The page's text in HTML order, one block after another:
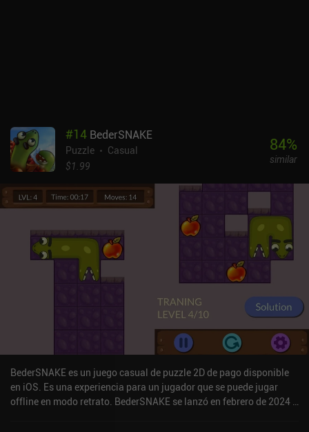
#14 BederSNAKE
Puzzle
Casual
$1.99
84%
similar
BederSNAKE es un juego casual de puzzle 2D de pago disponible
en iOS. Es una experiencia para un jugador que se puede jugar
offline en modo retrato. BederSNAKE se lanzó en febrero de 2024 y